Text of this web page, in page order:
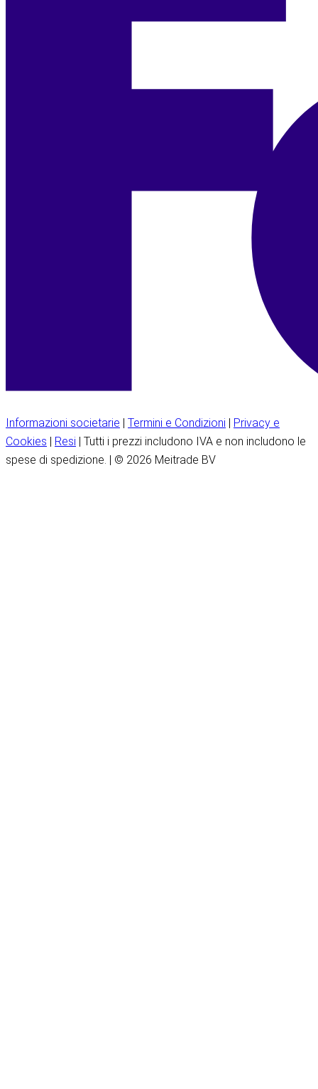
Informazioni societarie | Termini e Condizioni | Privacy e
Cookies | Resi | Tutti i prezzi includono IVA e non includono le
spese di spedizione. | © 2026 Meitrade BV